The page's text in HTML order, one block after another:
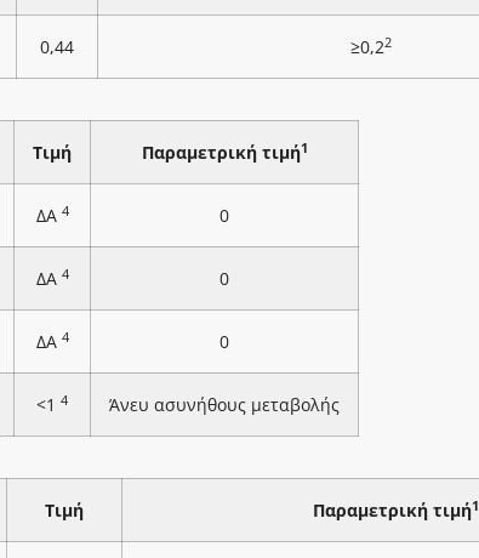
0,44 ≥0,22
Τιμή Παραμετρική τιμή1
ΔΑ 4 0
ΔΑ 4 0
ΔΑ 4 0
<1 4 Άνευ ασυνήθους μεταβολής
Τιμή Παραμετρική τιμή1